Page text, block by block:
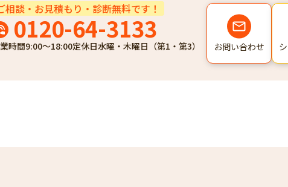
相談・お見積もり・診断無料です！
0120-64-3133
時間9:00～18:00定休日水曜・木曜日（第1・第3） お問い合わせ